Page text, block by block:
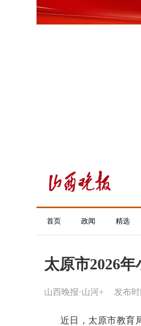
首页 政闻 精选
太原市2026
山西晚报·山河+ 发布
近日，太原市教育